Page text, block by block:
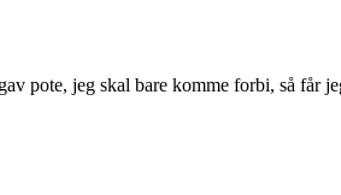
pote, jeg skal bare komme forbi, så får